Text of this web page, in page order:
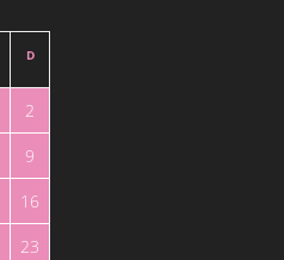
D
2
9
16
23